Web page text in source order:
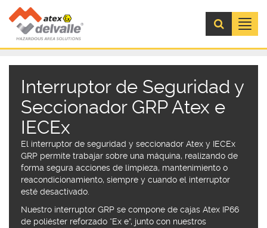
Menú
Interruptor de Seguridad y
Seccionador GRP Atex e
IECEx
El interruptor de seguridad y seccionador Atex y IECEx
GRP permite trabajar sobre una máquina, realizando de
forma segura acciones de limpieza, mantenimiento o
reacondicionamiento, siempre y cuando el interruptor
esté desactivado.
Nuestro interruptor GRP se compone de cajas Atex IP66
de poliéster reforzado “Ex e”, junto con nuestros